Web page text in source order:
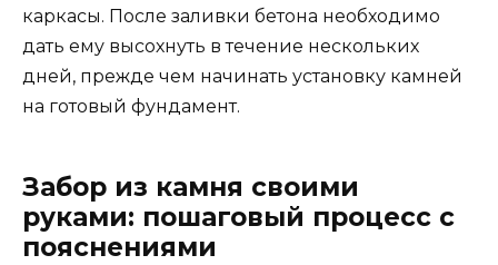
каркасы. После заливки бетона необходимо
дать ему высохнуть в течение нескольких
дней, прежде чем начинать установку камней
на готовый фундамент.
Забор из камня своими
руками: пошаговый процесс с
пояснениями